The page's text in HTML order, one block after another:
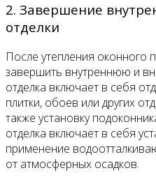
2. Завершение
отделки
После утепления
завершить внутреннюю и
отделка включает в себя
плитки, обоев или других
также установку
отделка включает в себя
применение
от атмосферных осадков.